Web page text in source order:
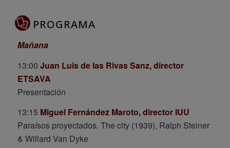
PROGRAMA
Mañana
13:00 Juan Luis de las Rivas Sanz, director
ETSAVA
Presentación
13:15 Miguel Fernández Maroto, director IUU
Paraísos proyectados. The city (1939), Ralph Steiner
& Willard Van Dyke